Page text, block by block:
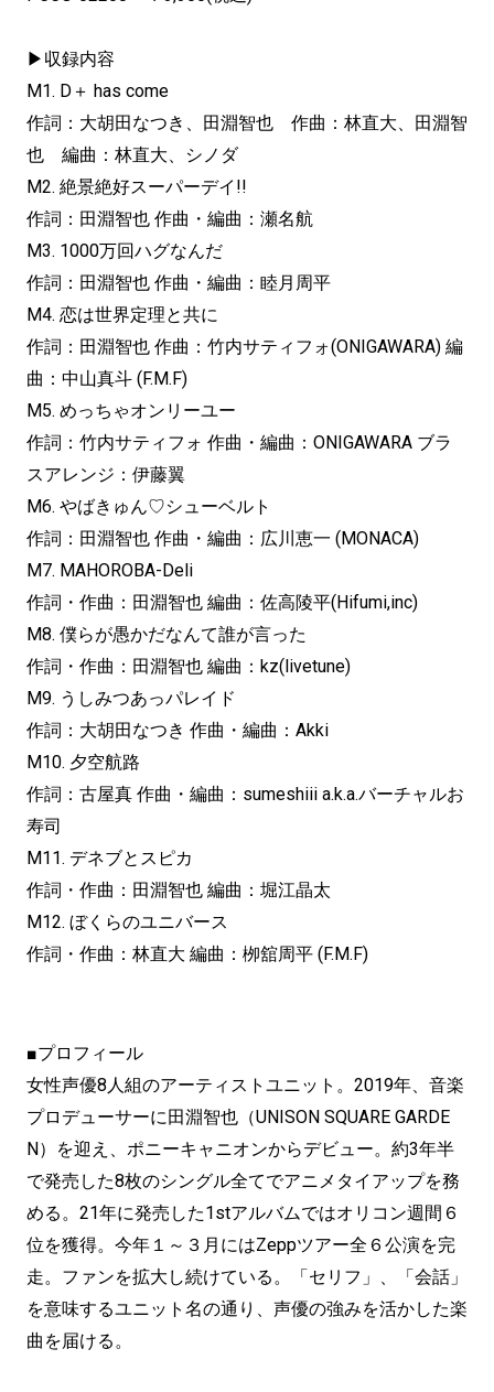
▶収録内容
M1. D＋ has come
作詞：大胡田なつき、田淵智也 作曲：林直大、田淵智
也 編曲：林直大、シノダ
M2. 絶景絶好スーパーデイ!!
作詞：田淵智也 作曲・編曲：瀬名航
M3. 1000万回ハグなんだ
作詞：田淵智也 作曲・編曲：睦月周平
M4. 恋は世界定理と共に
作詞：田淵智也 作曲：竹内サティフォ(ONIGAWARA) 編
曲：中山真斗 (F.M.F)
M5. めっちゃオンリーユー
作詞：竹内サティフォ 作曲・編曲：ONIGAWARA ブラ
スアレンジ：伊藤翼
M6. やばきゅん♡シューベルト
作詞：田淵智也 作曲・編曲：広川恵一 (MONACA)
M7. MAHOROBA-Deli
作詞・作曲：田淵智也 編曲：佐高陵平(Hifumi,inc)
M8. 僕らが愚かだなんて誰が言った
作詞・作曲：田淵智也 編曲：kz(livetune)
M9. うしみつあっパレイド
作詞：大胡田なつき 作曲・編曲：Akki
M10. 夕空航路
作詞：古屋真 作曲・編曲：sumeshiii a.k.a.バーチャルお
寿司
M11. デネブとスピカ
作詞・作曲：田淵智也 編曲：堀江晶太
M12. ぼくらのユニバース
作詞・作曲：林直大 編曲：栁舘周平 (F.M.F)
■プロフィール
女性声優8人組のアーティストユニット。2019年、 音楽
プロデューサーに田淵智也（UNISON SQUARE GARDE
N）を迎え、ポニーキャニオンからデビュー。 約3年半
で発売した8枚のシングル全てでアニメタイアップを務
める。 21年に発売した1stアルバムではオリコン週間６
位を獲得。 今年１～３月にはZeppツアー全６公演を完
走。 ファンを拡大し続けている。「セリフ」、「会話」
を意味するユニット名の通り、 声優の強みを活かした楽
曲を届ける。